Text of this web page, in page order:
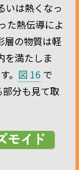
いは熱くなっ
た熱伝導によ
層の物質は軽
を満たしま
。 図 16 で
分も見て取